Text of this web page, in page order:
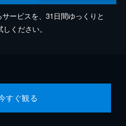
ービスを、31日間ゆっくりと
しください。
すぐ観る